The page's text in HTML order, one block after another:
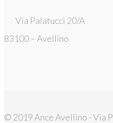
Via Palatucci 20/A
83100 – Avellino
© 2019 Ance Avellino - Via